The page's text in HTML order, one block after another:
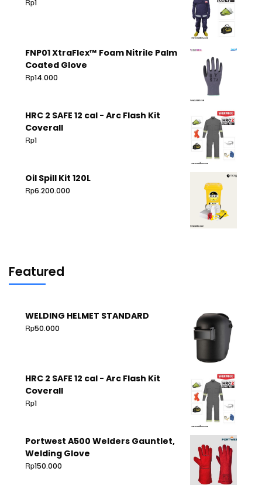
Rp1
FNP01 XtraFlex™ Foam Nitrile Palm
Coated Glove
Rp14.000
HRC 2 SAFE 12 cal - Arc Flash Kit
Coverall
Rp1
Oil Spill Kit 120L
Rp6.200.000
Featured
WELDING HELMET STANDARD
Rp50.000
HRC 2 SAFE 12 cal - Arc Flash Kit
Coverall
Rp1
Portwest A500 Welders Gauntlet,
Welding Glove
Rp150.000